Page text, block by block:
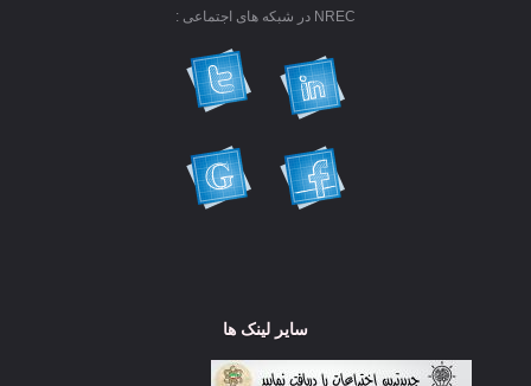
NREC در شبکه های اجتماعی :
سایر لینک ها